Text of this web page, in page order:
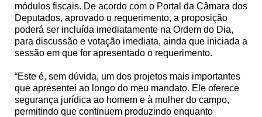
módulos fiscais. De acordo com o Portal da Câmara dos
Deputados, aprovado o requerimento, a proposição
poderá ser incluída imediatamente na Ordem do Dia,
para discussão e votação imediata, ainda que iniciada a
sessão em que for apresentado o requerimento.
“Este é, sem dúvida, um dos projetos mais importantes
que apresentei ao longo do meu mandato. Ele oferece
segurança jurídica ao homem e à mulher do campo,
permitindo que continuem produzindo enquanto